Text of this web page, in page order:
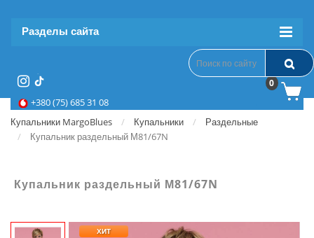
Разделы сайта
+380 (75) 685 31 08
0
Купальники MargoBlues Купальники
Раздельные
Купальник раздельный М81/67N
Купальник раздельный М81/67N
ХИТ